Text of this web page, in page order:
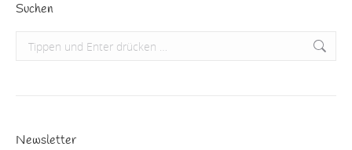
Suchen
Search:
Newsletter